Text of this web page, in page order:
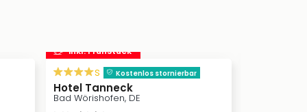
inkl. Frühstück
s Kostenlos stornierbar
Hotel Tanneck
Bad Wörishofen, DE